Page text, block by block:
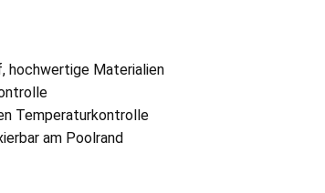
hochwertige Materialien
Temperaturkontrolle
am Poolrand